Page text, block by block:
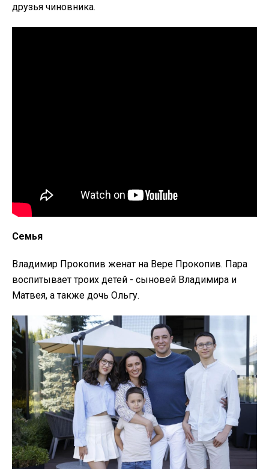
друзья чиновника.
Семья
Владимир Прокопив женат на Вере Прокопив. Пара
воспитывает троих детей - сыновей Владимира и
Матвея, а также дочь Ольгу.